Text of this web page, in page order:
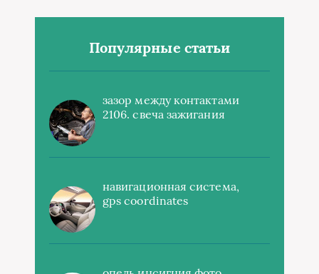
Популярные статьи
зазор между контактами
2106. свеча зажигания
навигационная система,
gps coordinates